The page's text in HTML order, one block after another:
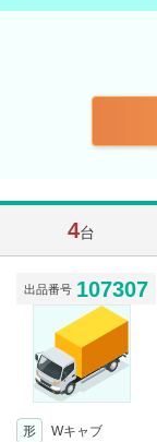
4台
出品番号 107307
形 Wキャブ